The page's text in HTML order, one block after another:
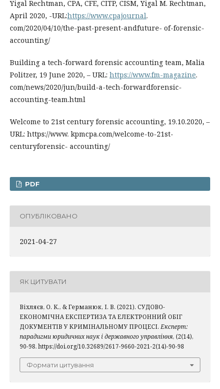
Yigal Rechtman, CPA, CFE, CITP, CISM, Yigal M. Rechtman,
April 2020, -URL:https://www.cpajournal.
com/2020/04/10/the-past-present-andfuture- of-forensic-
accounting/
Building a tech-forward forensic accounting team, Malia
Politzer, 19 June 2020, – URL: https://www.fm-magazine.
com/news/2020/jun/build-a-tech-forwardforensic-
accounting-team.html
Welcome to 21st century forensic accounting, 19.10.2020, –
URL: https://www. kpmcpa.com/welcome-to-21st-
centuryforensic- accounting/
PDF
ОПУБЛІКОВАНО
2021-04-27
ЯК ЦИТУВАТИ
Віхляєв, О. К., & Германюк, І. В. (2021). СУДОВО-
ЕКОНОМІЧНА ЕКСПЕРТИЗА ТА ЕЛЕКТРОННИЙ ОБІГ
ДОКУМЕНТІВ У КРИМІНАЛЬНОМУ ПРОЦЕСІ. Експерт:
парадигми юридичних наук і державного управління, (2(14),
90-98. https://doi.org/10.32689/2617-9660-2021-2(14)-90-98
Формати цитування